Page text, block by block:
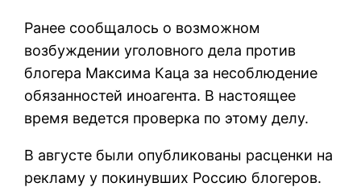
Ранее сообщалось о возможном
возбуждении уголовного дела против
блогера Максима Каца за несоблюдение
обязанностей иноагента. В настоящее
время ведется проверка по этому делу.
В августе были опубликованы расценки на
рекламу у покинувших Россию блогеров.